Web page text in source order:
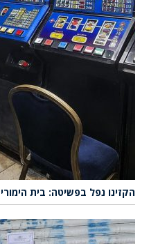
הקזינו נפל בפשיטה: בית